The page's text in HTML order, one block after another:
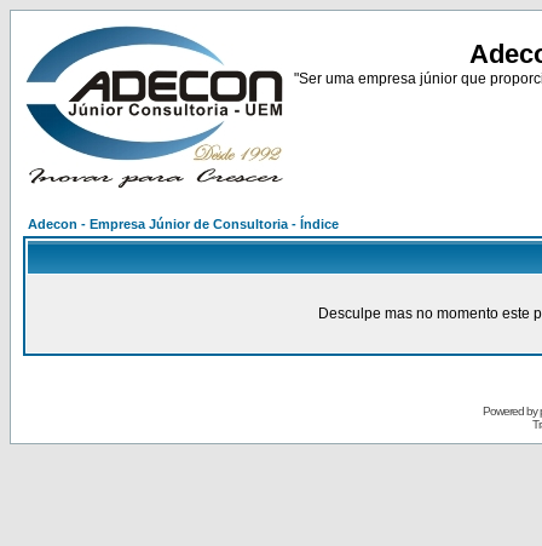
"Ser uma empresa júnior que
Adecon - Empresa Júnior de Consultoria - Índice
Desculpe mas no momento este
Powered by